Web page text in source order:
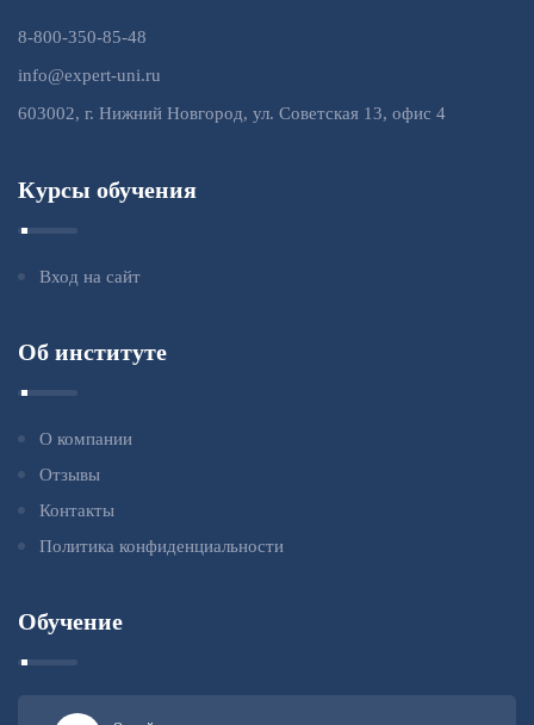
8-800-350-85-48
info@expert-uni.ru
603002, г. Нижний Новгород, ул. Советская 13, офис 4
Курсы обучения
Вход на сайт
Об институте
О компании
Отзывы
Контакты
Политика конфиденциальности
Обучение